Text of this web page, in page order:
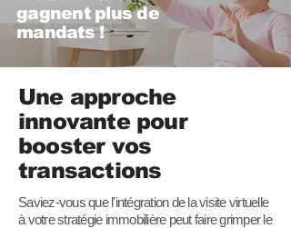
gagnent plus de
mandats !
Une approche
innovante pour
booster vos
transactions
Saviez-vous que l'intégration de la visite virtuelle
à votre stratégie immobilière peut faire grimper le